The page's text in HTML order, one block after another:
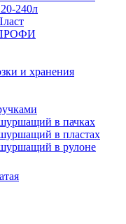
240л
ПРОФИ
и хранения
в пачках
в пластах
в рулоне